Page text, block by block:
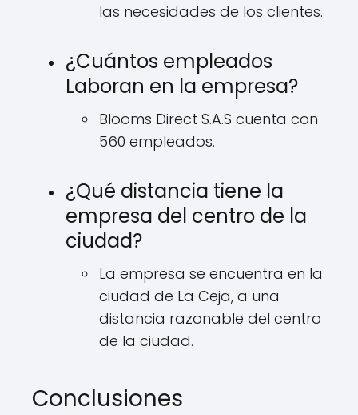
las necesidades de los clientes.
¿Cuántos empleados
Laboran en la empresa?
Blooms Direct S.A.S cuenta con
560 empleados.
¿Qué distancia tiene la
empresa del centro de la
ciudad?
La empresa se encuentra en la
ciudad de La Ceja, a una
distancia razonable del centro
de la ciudad.
Conclusiones